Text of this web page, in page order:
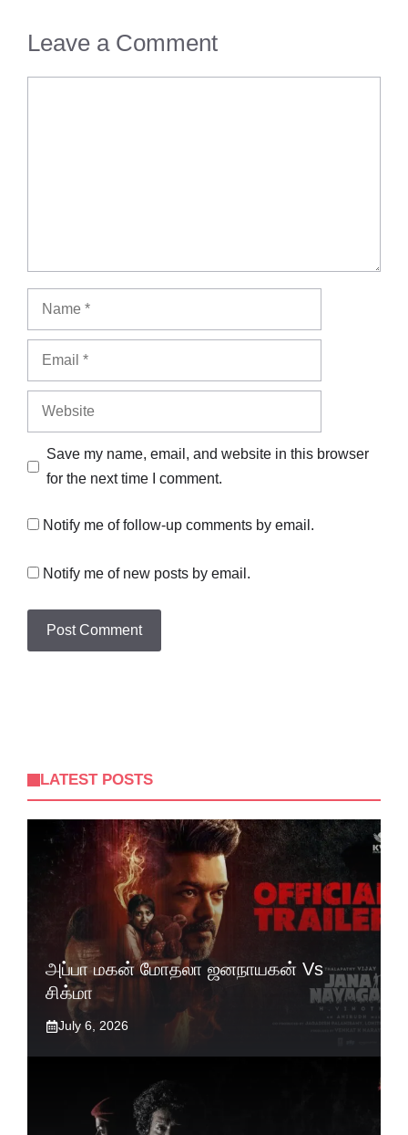
Leave a Comment
Name
Email
Website
Save my name, email, and website in this browser
for the next time I comment.
Notify me of follow-up comments by email.
Notify me of new posts by email.
LATEST POSTS
அப்பா மகன் மோதலா ஜனநாயகன் Vs
சிக்மா
July 6, 2026